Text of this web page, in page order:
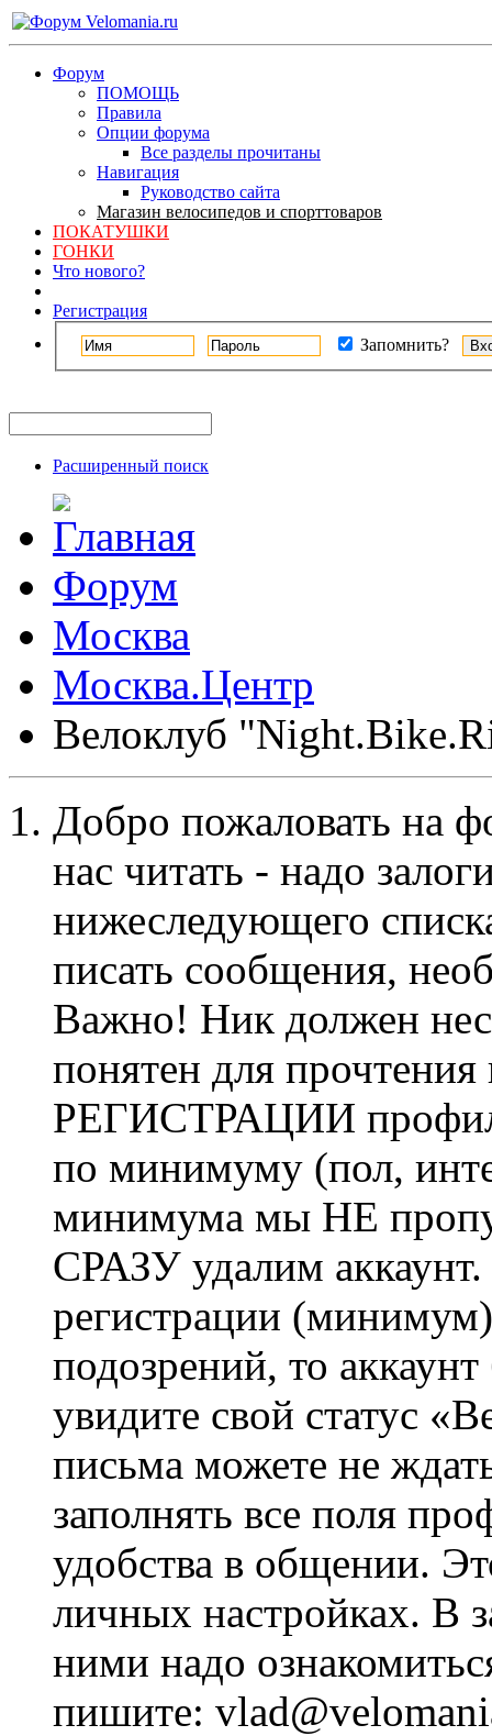
Форум
ПОМОЩЬ
Правила
Опции форума
Все разделы прочитаны
Навигация
Руководство сайта
Магазин велосипедов и спорттоваров
ПОКАТУШКИ
ГОНКИ
Что нового?
Регистрация
Запомнить?
Расширенный поиск
Форум
Москва
Москва.Центр
Велоклуб
Добро пожаловать на
нас читать - надо
нижеследующего
писать сообщения,
Важно! Ник должен
понятен для
РЕГИСТРАЦИИ профиль
по минимуму (пол,
минимума мы НЕ
СРАЗУ удалим
регистрации
подозрений, то
увидите свой статус
письма можете не
заполнять все поля
удобства в общении.
личных настройках. В
ними надо
пишите: